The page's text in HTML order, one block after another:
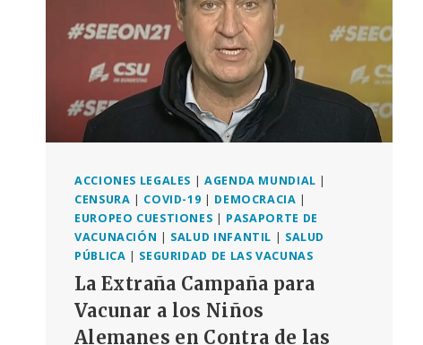
ACCIONES LEGALES | AGENDA MUNDIAL |
CENSURA | COVID-19 | DEMOCRACIA |
EUROPEO CUESTIONES | PASAPORTE DE
VACUNACIÓN | SALUD INFANTIL | SALUD
PÚBLICA | SEGURIDAD DE LAS VACUNAS
La Extraña Campaña para
Vacunar a los Niños
Alemanes en Contra de las